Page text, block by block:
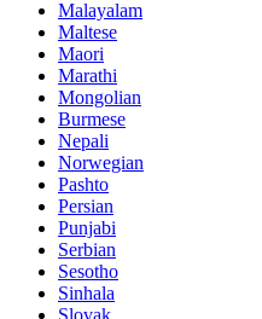
Malayalam
Maltese
Maori
Marathi
Mongolian
Burmese
Nepali
Norwegian
Pashto
Persian
Punjabi
Serbian
Sesotho
Sinhala
Slovak